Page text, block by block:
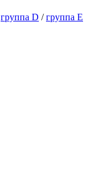
группа D /группа E